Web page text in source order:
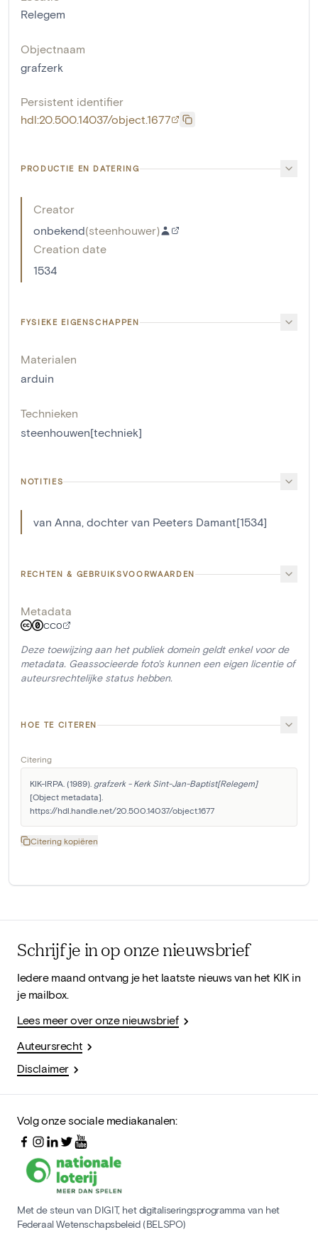
Relegem
Objectnaam
grafzerk
Persistent identifier
hdl:20.500.14037/object.1677
PRODUCTIE EN DATERING
Creator
onbekend(steenhouwer)
Creation date
1534
FYSIEKE EIGENSCHAPPEN
Materialen
arduin
Technieken
steenhouwen[techniek]
NOTITIES
van Anna, dochter van Peeters Damant[1534]
RECHTEN & GEBRUIKSVOORWAARDEN
Metadata
CC0
Deze toewijzing aan het publiek domein geldt enkel voor de
metadata. Geassocieerde foto's kunnen een eigen licentie of
auteursrechtelijke status hebben.
HOE TE CITEREN
Citering
KIK-IRPA. (1989). grafzerk - Kerk Sint-Jan-Baptist[Relegem]
[Object metadata].
https://hdl.handle.net/20.500.14037/object.1677
Citering kopiëren
Schrijf je in op onze nieuwsbrief
Iedere maand ontvang je het laatste nieuws van het KIK in
je mailbox.
Lees meer over onze nieuwsbrief
Auteursrecht
Disclaimer
Volg onze sociale mediakanalen:
Met de steun van DIGIT, het digitaliseringsprogramma van het
Federaal Wetenschapsbeleid (BELSPO)